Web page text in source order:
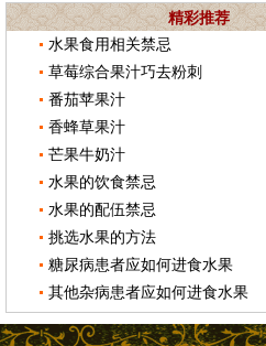
精彩推荐
水果食用相关禁忌
草莓综合果汁巧去粉刺
番茄苹果汁
香蜂草果汁
芒果牛奶汁
水果的饮食禁忌
水果的配伍禁忌
挑选水果的方法
糖尿病患者应如何进食水果
其他杂病患者应如何进食水果